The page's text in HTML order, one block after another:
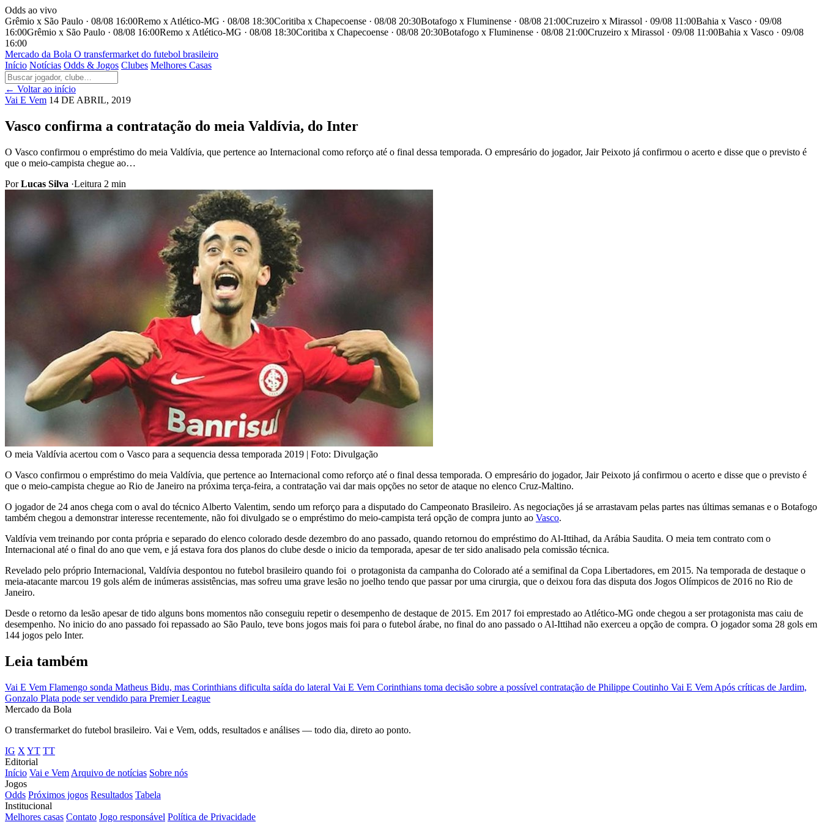
Odds ao vivo
Grêmio x São Paulo · 08/08 16:00Remo x Atlético-MG · 08/08 18:30Coritiba x Chapecoense · 08/08 20:30Botafogo x Fluminense · 08/08 21:00Cruzeiro x Mirassol · 09/08 11:00Bahia x Vasco · 09/08
16:00Grêmio x São Paulo · 08/08 16:00Remo x Atlético-MG · 08/08 18:30Coritiba x Chapecoense · 08/08 20:30Botafogo x Fluminense · 08/08 21:00Cruzeiro x Mirassol · 09/08 11:00Bahia x Vasco · 09/08
16:00
Mercado da Bola O transfermarket do futebol brasileiro
Início Notícias Odds & Jogos Clubes Melhores Casas
← Voltar ao início
Vai E Vem 14 DE ABRIL, 2019
Vasco confirma a contratação do meia Valdívia, do Inter
O Vasco confirmou o empréstimo do meia Valdívia, que pertence ao Internacional como reforço até o final dessa temporada. O empresário do jogador, Jair Peixoto já confirmou o acerto e disse que o previsto é
que o meio-campista chegue ao…
PorLucas Silva ·Leitura 2 min
O meia Valdívia acertou com o Vasco para a sequencia dessa temporada 2019 | Foto: Divulgação
O Vasco confirmou o empréstimo do meia Valdívia, que pertence ao Internacional como reforço até o final dessa temporada. O empresário do jogador, Jair Peixoto já confirmou o acerto e disse que o previsto é
que o meio-campista chegue ao Rio de Janeiro na próxima terça-feira, a contratação vai dar mais opções no setor de ataque no elenco Cruz-Maltino.
O jogador de 24 anos chega com o aval do técnico Alberto Valentim, sendo um reforço para a disputado do Campeonato Brasileiro. As negociações já se arrastavam pelas partes nas últimas semanas e o Botafogo
também chegou a demonstrar interesse recentemente, não foi divulgado se o empréstimo do meio-campista terá opção de compra junto ao Vasco.
Valdívia vem treinando por conta própria e separado do elenco colorado desde dezembro do ano passado, quando retornou do empréstimo do Al-Ittihad, da Arábia Saudita. O meia tem contrato com o
Internacional até o final do ano que vem, e já estava fora dos planos do clube desde o inicio da temporada, apesar de ter sido analisado pela comissão técnica.
Revelado pelo próprio Internacional, Valdívia despontou no futebol brasileiro quando foi o protagonista da campanha do Colorado até a semifinal da Copa Libertadores, em 2015. Na temporada de destaque o
meia-atacante marcou 19 gols além de inúmeras assistências, mas sofreu uma grave lesão no joelho tendo que passar por uma cirurgia, que o deixou fora das disputa dos Jogos Olímpicos de 2016 no Rio de
Janeiro.
Desde o retorno da lesão apesar de tido alguns bons momentos não conseguiu repetir o desempenho de destaque de 2015. Em 2017 foi emprestado ao Atlético-MG onde chegou a ser protagonista mas caiu de
desempenho. No inicio do ano passado foi repassado ao São Paulo, teve bons jogos mais foi para o futebol árabe, no final do ano passado o Al-Ittihad não exerceu a opção de compra. O jogador soma 28 gols em
144 jogos pelo Inter.
Leia também
Vai E Vem Flamengo sonda Matheus Bidu, mas Corinthians dificulta saída do lateral Vai E Vem Corinthians toma decisão sobre a possível contratação de Philippe Coutinho Vai E Vem Após críticas de Jardim,
Gonzalo Plata pode ser vendido para Premier League
Mercado da Bola
O transfermarket do futebol brasileiro. Vai e Vem, odds, resultados e análises — todo dia, direto ao ponto.
IG X YT TT
Editorial
Início Vai e Vem Arquivo de notícias Sobre nós
Jogos
Odds Próximos jogos Resultados Tabela
Institucional
Melhores casas Contato Jogo responsável Política de Privacidade